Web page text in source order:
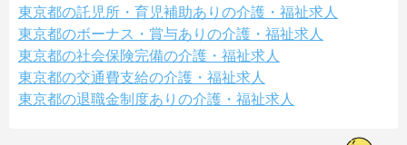
東京都の託児所・育児補助ありの介護・福祉求人
東京都のボーナス・賞与ありの介護・福祉求人
東京都の社会保険完備の介護・福祉求人
東京都の交通費支給の介護・福祉求人
東京都の退職金制度ありの介護・福祉求人